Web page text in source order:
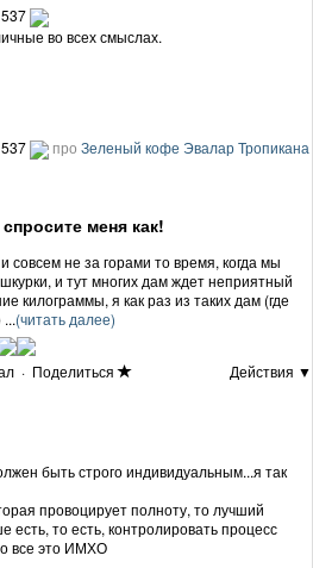
во всех смыслах.
про Зеленый кофе Эвалар Тропикана
меня как!
совсем не за горами то время, когда мы
и тут многих дам ждет неприятный
килограммы, я как раз из таких дам (где
(читать далее)
· Поделиться
Действия ▼
быть строго индивидуальным...я так
провоцирует полноту, то лучший
есть, то есть, контролировать процесс
все это ИМХО